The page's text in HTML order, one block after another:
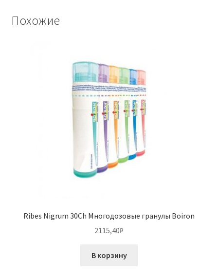
Похожие
Ribes Nigrum 30Ch Многодозовые гранулы Boiron
2115,40₽
В корзину